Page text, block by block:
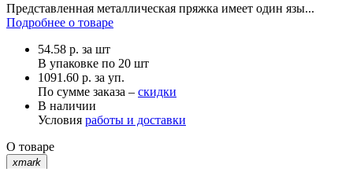
Представленная металлическая пряжка имеет один язы...
Подробнее о товаре
54.58 р. за шт
В упаковке по 20 шт
1091.60 р. за уп.
По сумме заказа – скидки
В наличии
Условия работы и доставки
О товаре
xmark